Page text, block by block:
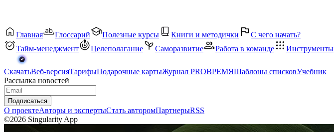
Главная Глоссарий Полезные курсы Книги и методички
С чего начать?
Тайм-менеджмент
Целеполагание Саморазвитие Работа в команде Инструменты
СкачатьВеб-версияТарифыПодарочные картыЖурнал PROВРЕМЯШаблоны списковУчебник
Рассылка новостей
Подписаться
О проектеАвторы и экспертыСтать авторомПартнерыRSS
©2026 Singularity App